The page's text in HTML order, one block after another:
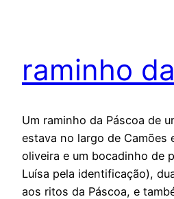
raminho
Um raminho da Páscoa de
estava no largo de Camões
oliveira e um bocadinho de
Luísa pela identificação),
aos ritos da Páscoa, e